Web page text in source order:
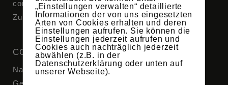
contact@covvus.de
Zum Kontaktformular
COVVUS
Nature Line
Geometric Line
„Einstellungen verwalten“ detaillierte
Informationen der von uns eingesetzten
Arten von Cookies erhalten und deren
Einstellungen aufrufen. Sie können die
Einstellungen jederzeit aufrufen und
Cookies auch nachträglich jederzeit
abwählen (z.B. in der
Datenschutzerklärung oder unten auf
unserer Webseite).